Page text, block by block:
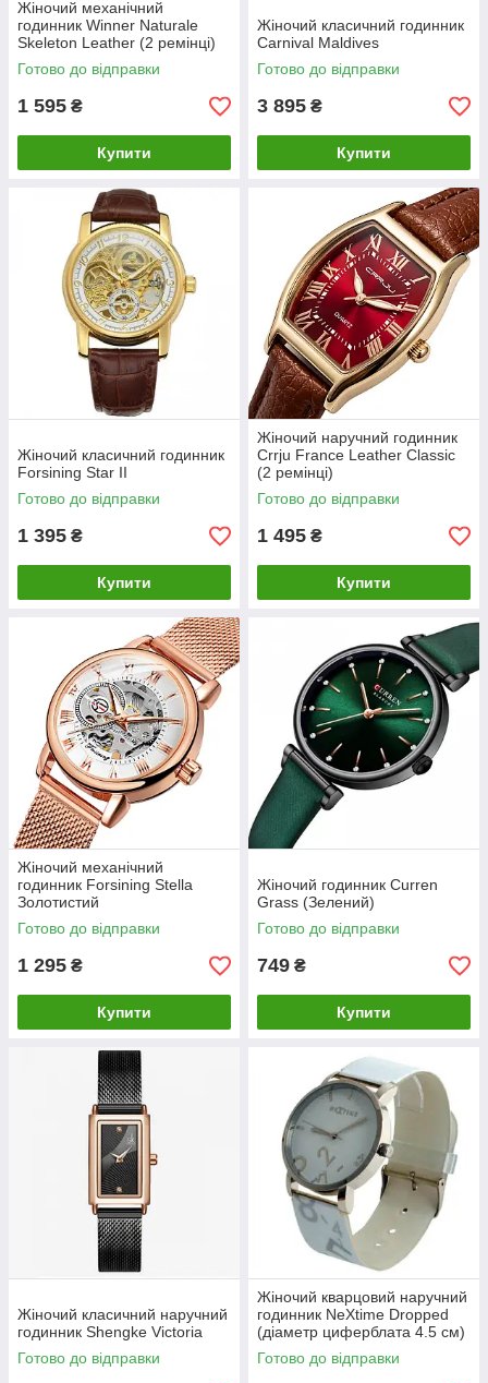
Жіночий механічний
годинник Winner Naturale
Skeleton Leather (2 ремінці)
Готово до відправки
1 595 ₴
Купити
Жіночий класичний годинник
Carnival Maldives
Готово до відправки
3 895 ₴
Купити
Жіночий класичний годинник
Forsining Star II
Готово до відправки
1 395 ₴
Купити
Жіночий наручний годинник
Crrju France Leather Classic
(2 ремінці)
Готово до відправки
1 495 ₴
Купити
Жіночий механічний
годинник Forsining Stella
Золотистий
Готово до відправки
1 295 ₴
Купити
Жіночий годинник Curren
Grass (Зелений)
Готово до відправки
749 ₴
Купити
Жіночий класичний наручний
годинник Shengke Victoria
Готово до відправки
Жіночий кварцовий наручний
годинник NeXtime Dropped
(діаметр циферблата 4.5 см)
Білий
Готово до відправки